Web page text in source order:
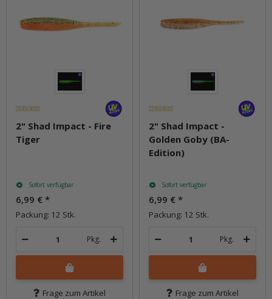
2" Shad Impact - Fire
Tiger
Sofort verfügbar
6,99 € *
Packung: 12 Stk.
Pkg.
Frage zum Artikel
2" Shad Impact -
Golden Goby (BA-
Edition)
Sofort verfügbar
6,99 € *
Packung: 12 Stk.
Pkg.
Frage zum Artikel